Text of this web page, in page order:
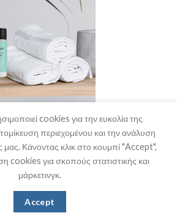
Stefanakis HO.RE.CA. Supplies
cookies για την ευκολία της
περιεχομένου και την ανάλυση
μας. Κάνοντας κλικ στο κουμπί "Accept",
cookies για σκοπούς στατιστικής και
μάρκετινγκ.
Accept